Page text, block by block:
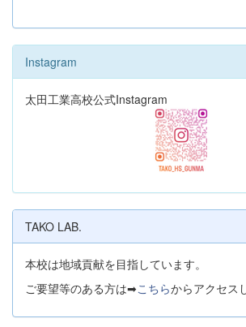
Instagram
太田工業高校公式Instagram
TAKO LAB.
本校は地域貢献を目指しています。
ご要望等のある方は➡こちらからアクセス